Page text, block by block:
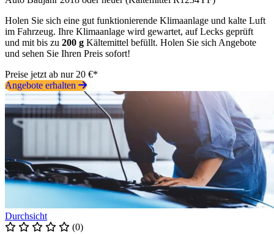
Holen Sie sich eine gut funktionierende Klimaanlage und kalte Luft
im Fahrzeug. Ihre Klimaanlage wird gewartet, auf Lecks geprüft
und mit bis zu 200 g Kältemittel befüllt. Holen Sie sich Angebote
und sehen Sie Ihren Preis sofort!
Preise jetzt ab nur 20 €*
Angebote erhalten
Durchsicht
(0)